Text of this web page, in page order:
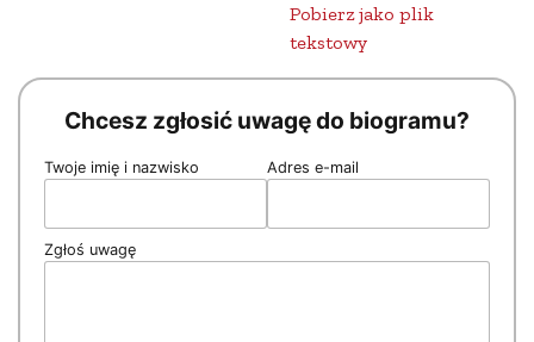
Pobierz jako plik
tekstowy
Chcesz zgłosić uwagę do biogramu?
Twoje imię i nazwisko Adres e-mail
Zgłoś uwagę